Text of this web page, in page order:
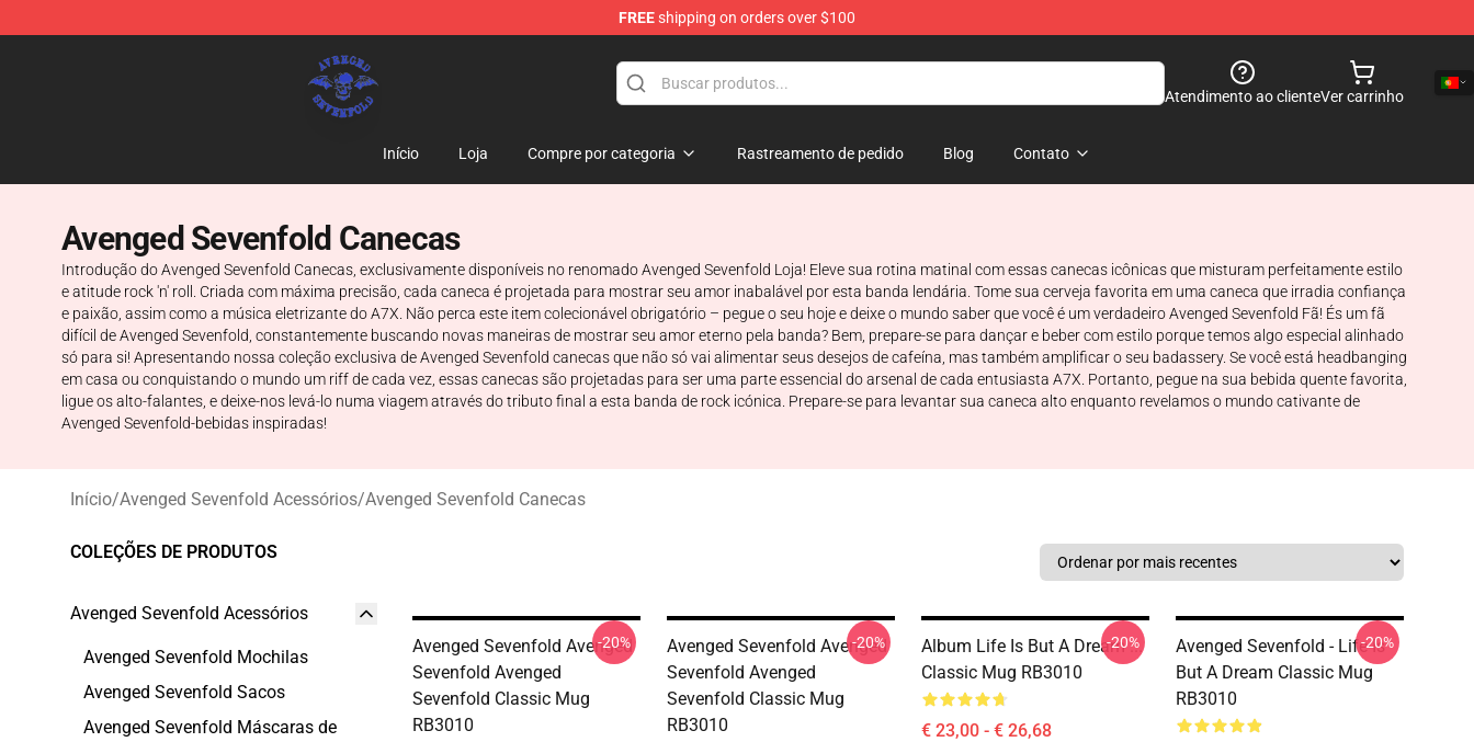
FREEshipping on orders over $100
Avenged Sevenfold Shop - Official Avenged Sevenfold Merchandise Store
Atendimento ao clienteVer carrinho
Início Loja Compre por categoria Rastreamento de pedido Blog Contato
Avenged Sevenfold Canecas
Introdução do Avenged Sevenfold Canecas, exclusivamente disponíveis no renomado Avenged Sevenfold Loja! Eleve sua rotina matinal com essas canecas icônicas que misturam perfeitamente estilo
e atitude rock 'n' roll. Criada com máxima precisão, cada caneca é projetada para mostrar seu amor inabalável por esta banda lendária. Tome sua cerveja favorita em uma caneca que irradia confiança
e paixão, assim como a música eletrizante do A7X. Não perca este item colecionável obrigatório – pegue o seu hoje e deixe o mundo saber que você é um verdadeiro Avenged Sevenfold Fã! És um fã
difícil de Avenged Sevenfold, constantemente buscando novas maneiras de mostrar seu amor eterno pela banda? Bem, prepare-se para dançar e beber com estilo porque temos algo especial alinhado
só para si! Apresentando nossa coleção exclusiva de Avenged Sevenfold canecas que não só vai alimentar seus desejos de cafeína, mas também amplificar o seu badassery. Se você está headbanging
em casa ou conquistando o mundo um riff de cada vez, essas canecas são projetadas para ser uma parte essencial do arsenal de cada entusiasta A7X. Portanto, pegue na sua bebida quente favorita,
ligue os alto-falantes, e deixe-nos levá-lo numa viagem através do tributo final a esta banda de rock icónica. Prepare-se para levantar sua caneca alto enquanto revelamos o mundo cativante de
Avenged Sevenfold-bebidas inspiradas!
Início/Avenged Sevenfold Acessórios/Avenged Sevenfold Canecas
COLEÇÕES DE PRODUTOS
Avenged Sevenfold Acessórios
Avenged Sevenfold Mochilas
Avenged Sevenfold Sacos
Avenged Sevenfold Máscaras de
Avenged Sevenfold Avenged
Sevenfold Avenged
Sevenfold Classic Mug
RB3010
-20%
Avenged Sevenfold Avenged
Sevenfold Avenged
Sevenfold Classic Mug
RB3010
-20%
Album Life Is But A Dream ...
Classic Mug RB3010
€ 23,00 - € 26,68
-20%
Avenged Sevenfold - Life Is
But A Dream Classic Mug
RB3010
-20%